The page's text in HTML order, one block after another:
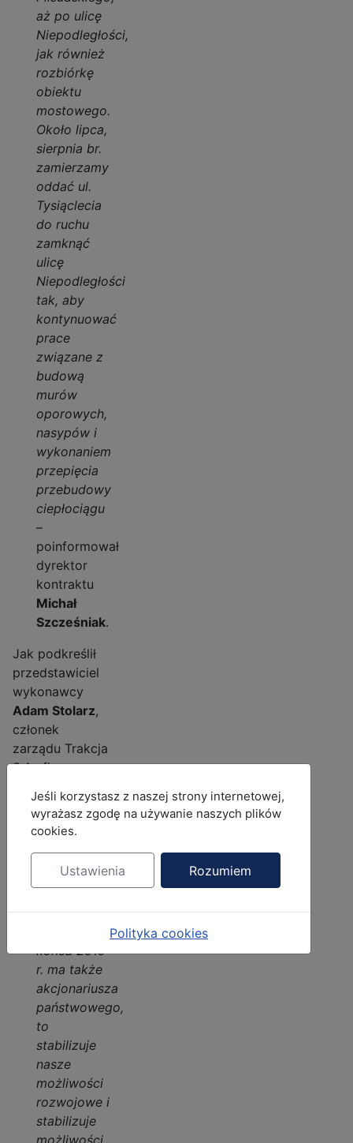
aż po ulicę
Niepodległości,
jak również
rozbiórkę
obiektu
mostowego.
Około lipca,
sierpnia br.
zamierzamy
oddać ul.
Tysiąclecia
do ruchu
zamknąć
ulicę
Niepodległości
tak, aby
kontynuować
prace
związane z
budową
murów
oporowych,
nasypów i
wykonaniem
przepięcia
przebudowy
ciepłociągu
–
poinformował
dyrektor
kontraktu
Michał
Szcześniak.
Jak podkreślił
przedstawiciel
wykonawcy
Adam Stolarz,
członek
zarządu Trakcja
S.A., firma
prowadzić
nadzór nad
dynamiką
procesu
końca 2019
r. ma także
akcjonariusza
państwowego,
to
stabilizuje
nasze
możliwości
rozwojowe i
stabilizuje
MOD_JBCOOKIES_LANG_HEADER_DEFAULT
Jeśli korzystasz z naszej strony internetowej,
wyrażasz zgodę na używanie naszych plików
cookies.
Ustawienia Rozumiem
Polityka cookies